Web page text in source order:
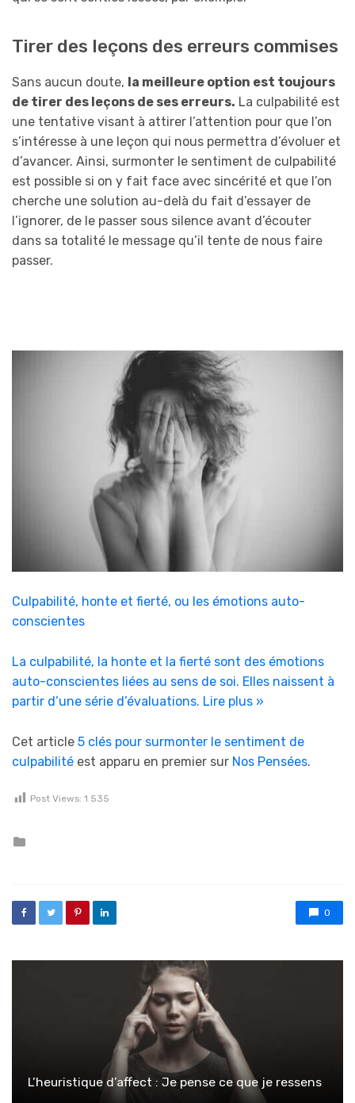
Tirer des leçons des erreurs commises
Sans aucun doute, la meilleure option est toujours
de tirer des leçons de ses erreurs. La culpabilité est
une tentative visant à attirer l’attention pour que l’on
s’intéresse à une leçon qui nous permettra d’évoluer et
d’avancer. Ainsi, surmonter le sentiment de culpabilité
est possible si on y fait face avec sincérité et que l’on
cherche une solution au-delà du fait d’essayer de
l’ignorer, de le passer sous silence avant d’écouter
dans sa totalité le message qu’il tente de nous faire
passer.
Culpabilité, honte et fierté, ou les émotions auto-
conscientes
La culpabilité, la honte et la fierté sont des émotions
auto-conscientes liées au sens de soi. Elles naissent à
partir d’une série d’évaluations. Lire plus »
Cet article 5 clés pour surmonter le sentiment de
culpabilité est apparu en premier sur Nos Pensées.
Post Views: 1 535
0
L’heuristique d’affect : Je pense ce que je ressens